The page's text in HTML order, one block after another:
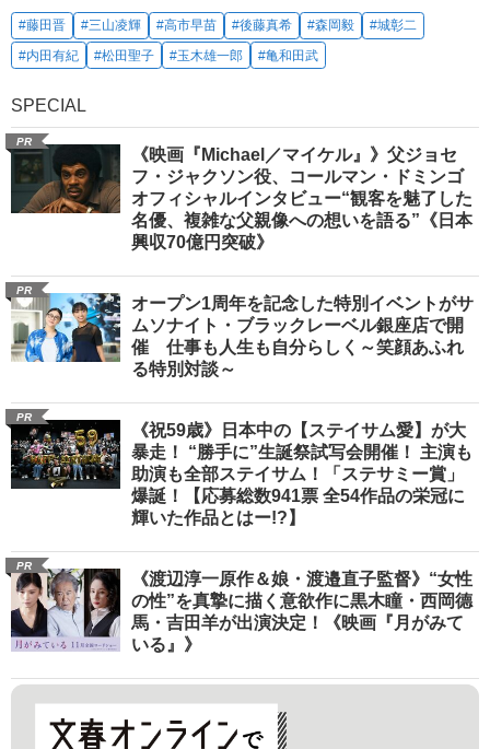
#藤田晋 #三山凌輝 #高市早苗 #後藤真希 #森岡毅
#城彰二
#内田有紀
#松田聖子 #玉木雄一郎 #亀和田武
SPECIAL
PR
《映画『Michael／マイケル』》父ジョセ
フ・ジャクソン役、コールマン・ドミンゴ
オフィシャルインタビュー“観客を魅了した
名優、複雑な父親像への想いを語る”《日本
興収70億円突破》
PR
オープン1周年を記念した特別イベントがサ
ムソナイト・ブラックレーベル銀座店で開
催 仕事も人生も自分らしく～笑顔あふれ
る特別対談～
PR
《祝59歳》日本中の【ステイサム愛】が大
暴走！ “勝手に”生誕祭試写会開催！ 主演も
助演も全部ステイサム！「ステサミー賞」
爆誕！【応募総数941票 全54作品の栄冠に
輝いた作品とはー!?】
PR
《渡辺淳一原作＆娘・渡邉直子監督》“女性
の性”を真摯に描く意欲作に黒木瞳・西岡德
馬・吉田羊が出演決定！《映画『月がみて
いる』》